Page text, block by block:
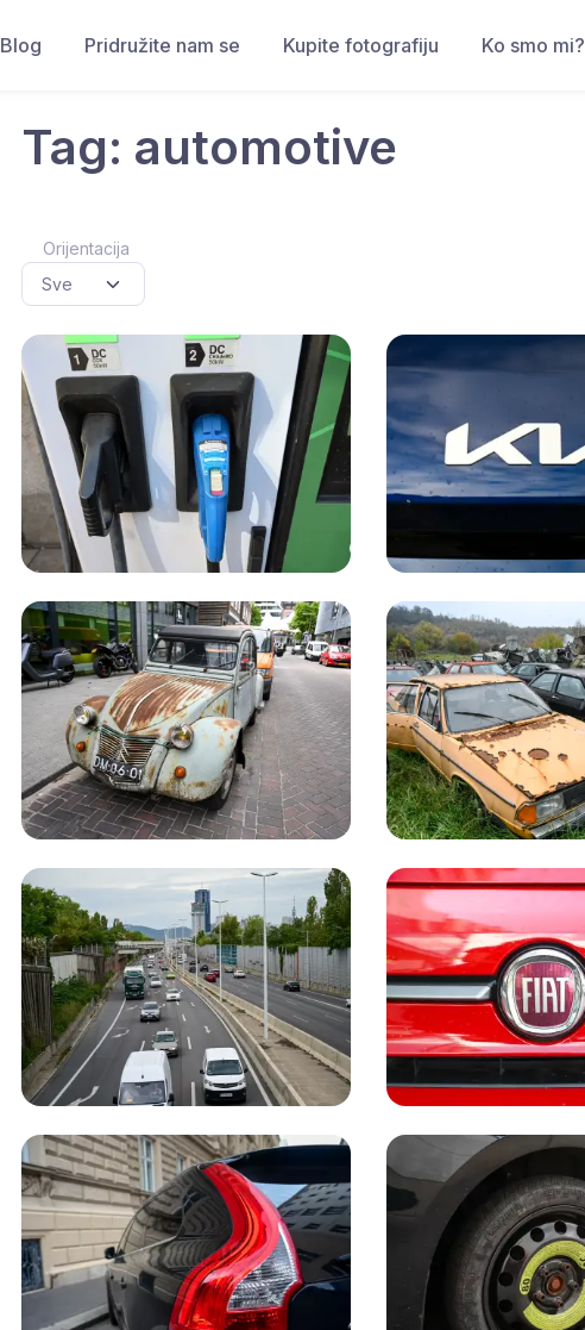
Blog Pridružite nam se Kupite fotografiju Ko smo mi?
Tag: automotive
Orijentacija